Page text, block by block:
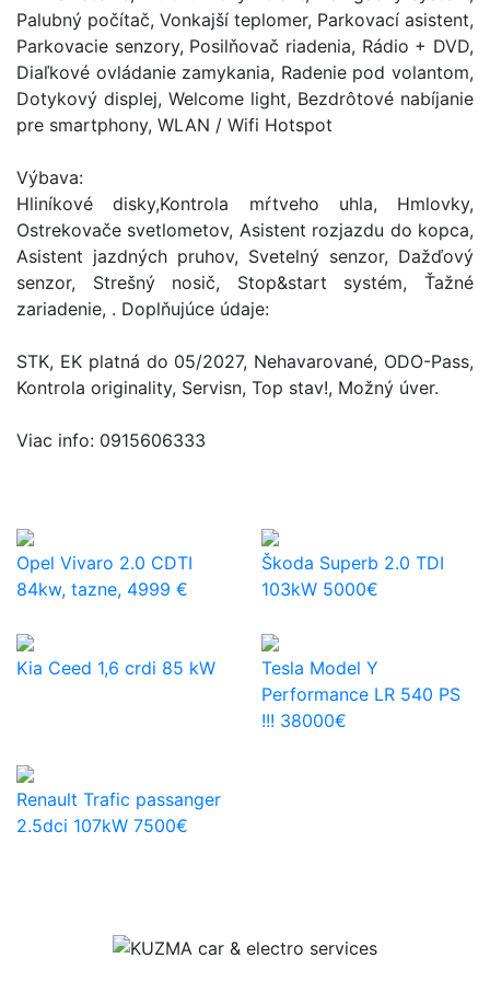
Palubný počítač, Vonkajší teplomer, Parkovací asistent,
Parkovacie senzory, Posilňovač riadenia, Rádio + DVD,
Diaľkové ovládanie zamykania, Radenie pod volantom,
Dotykový displej, Welcome light, Bezdrôtové nabíjanie
pre smartphony, WLAN / Wifi Hotspot
Výbava:
Hliníkové disky,Kontrola mŕtveho uhla, Hmlovky,
Ostrekovače svetlometov, Asistent rozjazdu do kopca,
Asistent jazdných pruhov, Svetelný senzor, Dažďový
senzor, Strešný nosič, Stop&start systém, Ťažné
zariadenie, . Doplňujúce údaje:
STK, EK platná do 05/2027, Nehavarované, ODO-Pass,
Kontrola originality, Servisn, Top stav!, Možný úver.
Viac info: 0915606333
Opel Vivaro 2.0 CDTI
84kw, tazne, 4999 €
Škoda Superb 2.0 TDI
103kW 5000€
Kia Ceed 1,6 crdi 85 kW
Tesla Model Y
Performance LR 540 PS
!!! 38000€
Renault Trafic passanger
2.5dci 107kW 7500€